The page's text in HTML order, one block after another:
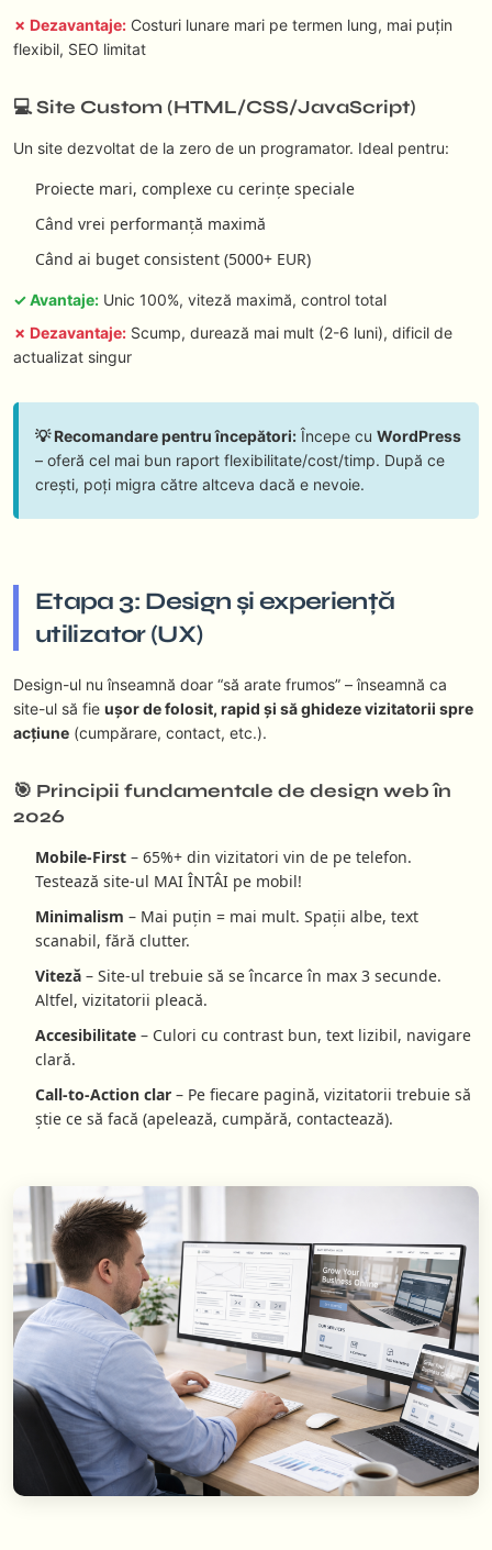
✗ Dezavantaje: Costuri lunare mari pe termen lung, mai puțin
flexibil, SEO limitat
💻 Site Custom (HTML/CSS/JavaScript)
Un site dezvoltat de la zero de un programator. Ideal pentru:
Proiecte mari, complexe cu cerințe speciale
Când vrei performanță maximă
Când ai buget consistent (5000+ EUR)
✓ Avantaje: Unic 100%, viteză maximă, control total
✗ Dezavantaje: Scump, durează mai mult (2-6 luni), dificil de
actualizat singur
💡 Recomandare pentru începători: Începe cu WordPress
– oferă cel mai bun raport flexibilitate/cost/timp. După ce
crești, poți migra către altceva dacă e nevoie.
Etapa 3: Design și experiență
utilizator (UX)
Design-ul nu înseamnă doar “să arate frumos” – înseamnă ca
site-ul să fie ușor de folosit, rapid și să ghideze vizitatorii spre
acțiune (cumpărare, contact, etc.).
🎯 Principii fundamentale de design web în
2026
Mobile-First – 65%+ din vizitatori vin de pe telefon.
Testează site-ul MAI ÎNTÂI pe mobil!
Minimalism – Mai puțin = mai mult. Spații albe, text
scanabil, fără clutter.
Viteză – Site-ul trebuie să se încarce în max 3 secunde.
Altfel, vizitatorii pleacă.
Accesibilitate – Culori cu contrast bun, text lizibil, navigare
clară.
Call-to-Action clar – Pe fiecare pagină, vizitatorii trebuie să
știe ce să facă (apelează, cumpără, contactează).